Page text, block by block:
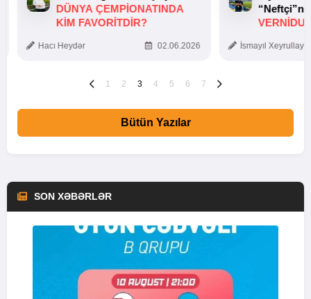
DÜNYA ÇEMPIONATINDA
KIM FAVORITDIR?
Hacı Heydər 02.06.2026 İsmayıl
1 2 3 4 5 6 7
Bütün Yazılar
SON XƏBƏRLƏR